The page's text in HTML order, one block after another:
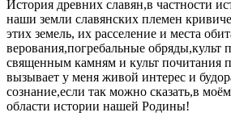
История древних славян,в частности
наши земли славянских племен
этих земель, их расселение и места
верования,погребальные обряды,культ
священным камням и культ почитания
вызывает у меня живой интерес и
сознание,если так можно сказать,в
области истории нашей Родины!